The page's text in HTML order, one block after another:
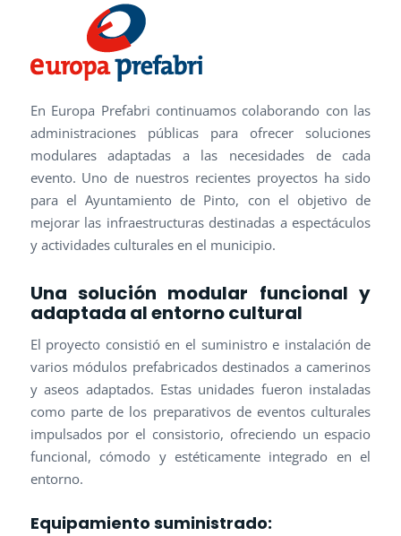
En Europa Prefabri continuamos colaborando con las
administraciones públicas para ofrecer soluciones
modulares adaptadas a las necesidades de cada
evento. Uno de nuestros recientes proyectos ha sido
para el Ayuntamiento de Pinto, con el objetivo de
mejorar las infraestructuras destinadas a espectáculos
y actividades culturales en el municipio.
Una solución modular funcional y
adaptada al entorno cultural
El proyecto consistió en el suministro e instalación de
varios módulos prefabricados destinados a camerinos
y aseos adaptados. Estas unidades fueron instaladas
como parte de los preparativos de eventos culturales
impulsados por el consistorio, ofreciendo un espacio
funcional, cómodo y estéticamente integrado en el
entorno.
Equipamiento suministrado: